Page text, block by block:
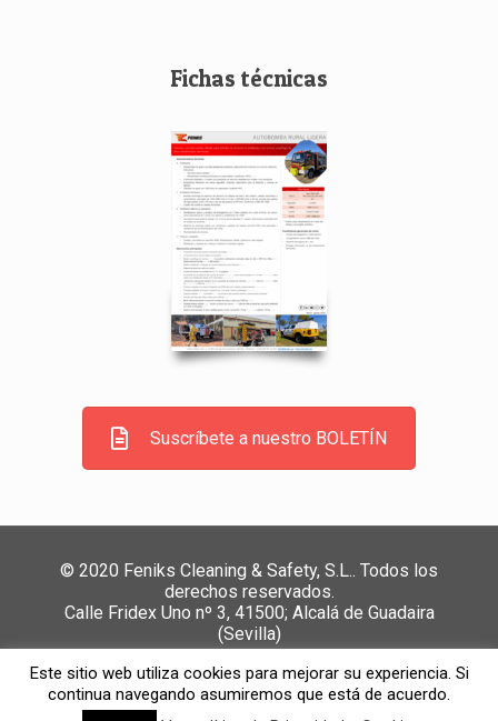
Fichas técnicas
Suscríbete a nuestro BOLETÍN
© 2020 Feniks Cleaning & Safety, S.L.. Todos los
derechos reservados.
Calle Fridex Uno nº 3, 41500; Alcalá de Guadaira
(Sevilla)
Política de Privacidad y Cookies//Política de calidad,
medio ambiente y SST//Canal de denuncias
Este sitio web utiliza cookies para mejorar su experiencia. Si
continua navegando asumiremos que está de acuerdo.